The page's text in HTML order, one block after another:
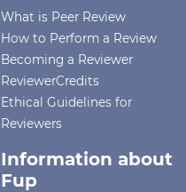
What is Peer Review
How to Perform a Review
Becoming a Reviewer
ReviewerCredits
Ethical Guidelines for
Reviewers
Information about
Fup